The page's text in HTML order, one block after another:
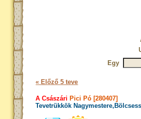
Egy
« Előző 5 teve
A Császári Pici Pó [280407]
Tevetrükkök